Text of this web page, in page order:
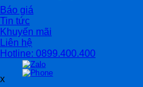
Báo giá
Tin tức
Khuyến mãi
Liên hệ
Hotline: 0899.400.400
x